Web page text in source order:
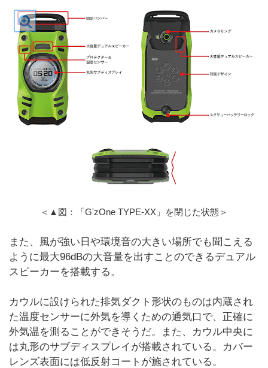
＜▲図：「G'zOne TYPE-XX」を閉じた状態＞
また、風が強い日や環境音の大きい場所でも聞こえる
ように最大96dBの大音量を出すことのできるデュアル
スピーカーを搭載する。
カウルに設けられた排気ダクト形状のものは内蔵され
た温度センサーに外気を導くための通気口で、正確に
外気温を測ることができそうだ。また、カウル中央に
は丸形のサブディスプレイが搭載されている。カバー
レンズ表面には低反射コートが施されている。